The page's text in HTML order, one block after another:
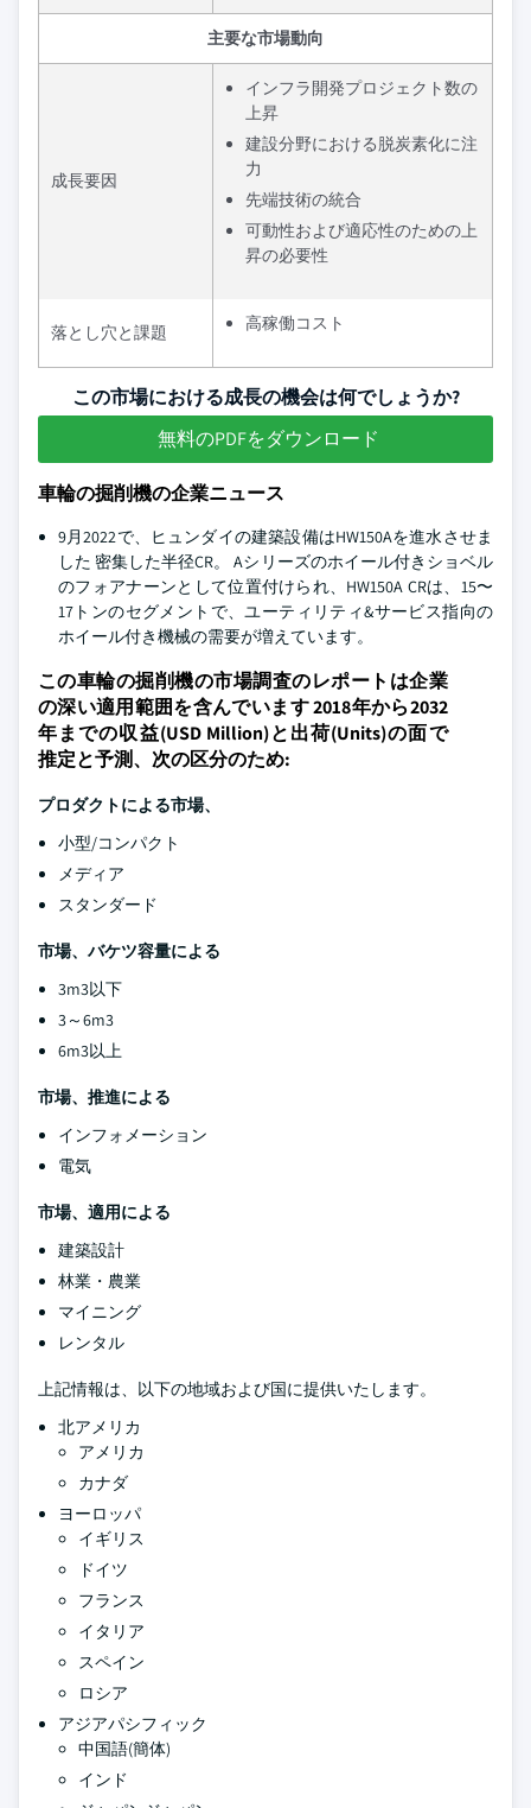
主要な市場動向
成長要因
インフラ開発プロジェクト数の
上昇
建設分野における脱炭素化に注
力
先端技術の統合
可動性および適応性のための上
昇の必要性
落とし穴と課題 高稼働コスト
この市場における成長の機会は何でしょうか?
無料のPDFをダウンロード
車輪の掘削機の企業ニュース
9月2022で、ヒュンダイの建築設備はHW150Aを進水させま
した 密集した半径CR。 Aシリーズのホイール付きショベル
のフォアナーンとして位置付けられ、HW150A CRは、15〜
17トンのセグメントで、ユーティリティ&サービス指向の
ホイール付き機械の需要が増えています。
この車輪の掘削機の市場調査のレポートは企業
の深い適用範囲を含んでいます 2018年から2032
年までの収益(USD Million)と出荷(Units)の面で
推定と予測、次の区分のため:
プロダクトによる市場、
小型/コンパクト
メディア
スタンダード
市場、バケツ容量による
3m3以下
3～6m3
6m3以上
市場、推進による
インフォメーション
電気
市場、適用による
建築設計
林業・農業
マイニング
レンタル
上記情報は、以下の地域および国に提供いたします。
北アメリカ
アメリカ
カナダ
ヨーロッパ
イギリス
ドイツ
フランス
イタリア
スペイン
ロシア
アジアパシフィック
中国語(簡体)
インド